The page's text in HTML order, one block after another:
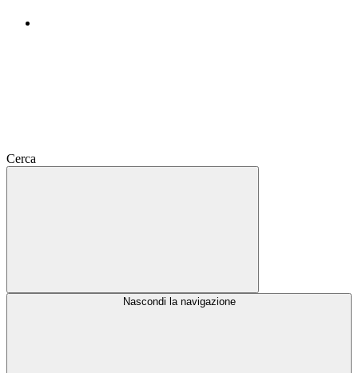
Cerca
Nascondi la navigazione